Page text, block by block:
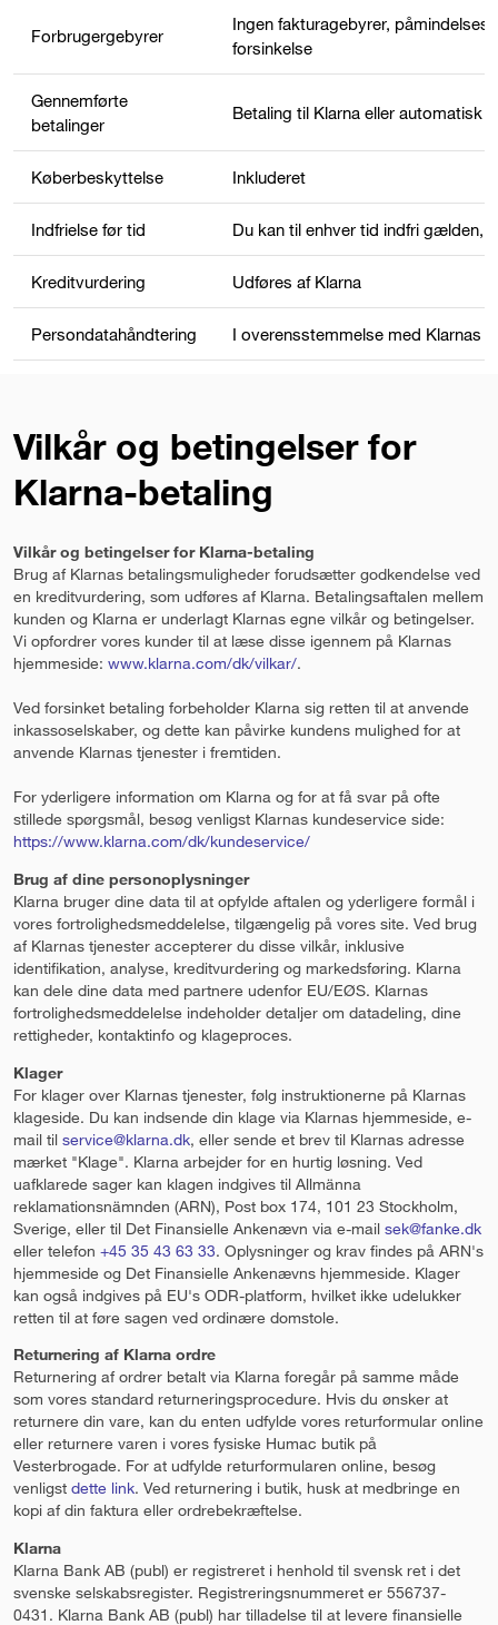
Forbrugergebyrer
Ingen fakturagebyrer,
forsinkelse
Gennemførte
betalinger
Betaling til Klarna eller automatisk
Køberbeskyttelse Inkluderet
Indfrielse før tid Du kan til enhver tid indfri gælden,
Kreditvurdering Udføres af Klarna
Persondatahåndtering I overensstemmelse med Klarnas
Vilkår og betingelser for
Klarna-betaling
Vilkår og betingelser for Klarna-betaling
Brug af Klarnas betalingsmuligheder forudsætter godkendelse ved
en kreditvurdering, som udføres af Klarna. Betalingsaftalen mellem
kunden og Klarna er underlagt Klarnas egne vilkår og betingelser.
Vi opfordrer vores kunder til at læse disse igennem på Klarnas
hjemmeside: www.klarna.com/dk/vilkar/.
Ved forsinket betaling forbeholder Klarna sig retten til at anvende
inkassoselskaber, og dette kan påvirke kundens mulighed for at
anvende Klarnas tjenester i fremtiden.
For yderligere information om Klarna og for at få svar på ofte
stillede spørgsmål, besøg venligst Klarnas kundeservice side:
https://www.klarna.com/dk/kundeservice/
Brug af dine personoplysninger
Klarna bruger dine data til at opfylde aftalen og yderligere formål i
vores fortrolighedsmeddelelse, tilgængelig på vores site. Ved brug
af Klarnas tjenester accepterer du disse vilkår, inklusive
identifikation, analyse, kreditvurdering og markedsføring. Klarna
kan dele dine data med partnere udenfor EU/EØS. Klarnas
fortrolighedsmeddelelse indeholder detaljer om datadeling, dine
rettigheder, kontaktinfo og klageproces.
Klager
For klager over Klarnas tjenester, følg instruktionerne på Klarnas
klageside. Du kan indsende din klage via Klarnas hjemmeside, e-
mail til service@klarna.dk, eller sende et brev til Klarnas adresse
mærket "Klage". Klarna arbejder for en hurtig løsning. Ved
uafklarede sager kan klagen indgives til Allmänna
reklamationsnämnden (ARN), Post box 174, 101 23 Stockholm,
Sverige, eller til Det Finansielle Ankenævn via e-mail sek@fanke.dk
eller telefon +45 35 43 63 33. Oplysninger og krav findes på ARN's
hjemmeside og Det Finansielle Ankenævns hjemmeside. Klager
kan også indgives på EU's ODR-platform, hvilket ikke udelukker
retten til at føre sagen ved ordinære domstole.
Returnering af Klarna ordre
Returnering af ordrer betalt via Klarna foregår på samme måde
som vores standard returneringsprocedure. Hvis du ønsker at
returnere din vare, kan du enten udfylde vores returformular online
eller returnere varen i vores fysiske Humac butik på
Vesterbrogade. For at udfylde returformularen online, besøg
venligst dette link. Ved returnering i butik, husk at medbringe en
kopi af din faktura eller ordrebekræftelse.
Klarna
Klarna Bank AB (publ) er registreret i henhold til svensk ret i det
svenske selskabsregister. Registreringsnummeret er 556737-
0431. Klarna Bank AB (publ) har tilladelse til at levere finansielle